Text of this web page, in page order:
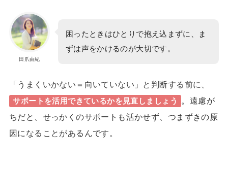
田爪由紀
困ったときはひとりで抱え込まずに、ま
ずは声をかけるのが大切です。
「うまくいかない＝向いていない」と判断する前に、
サポートを活用できているかを見直しましょう
。遠慮が
ちだと、せっかくのサポートも活かせず、つまずきの原
因になることがあるんです。